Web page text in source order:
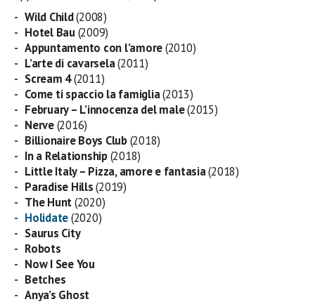
Wild Child(2008)
Hotel Bau(2009)
Appuntamento con l’amore(2010)
L’arte di cavarsela(2011)
Scream 4(2011)
Come ti spaccio la famiglia(2013)
February – L’innocenza del male(2015)
Nerve(2016)
Billionaire Boys Club(2018)
In a Relationship(2018)
Little Italy – Pizza, amore e fantasia(2018)
Paradise Hills(2019)
The Hunt(2020)
Holidate(2020)
Saurus City
Robots
Now I See You
Betches
Anya’s Ghost